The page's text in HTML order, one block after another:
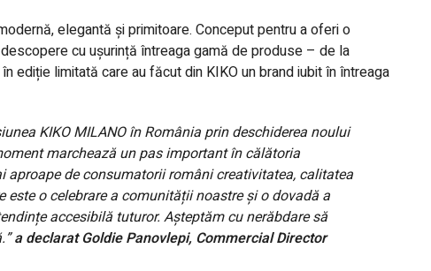
elegantă și primitoare. Conceput pentru a oferi o
cu ușurință întreaga gamă de produse – de la
ediție limitată care au făcut din KIKO un brand iubit în întreaga
KIKO MILANO în România prin deschiderea noului
marchează un pas important în călătoria
de consumatorii români creativitatea, calitatea
o celebrare a comunității noastre și o dovadă a
accesibilă tuturor. Așteptăm cu nerăbdare să
a declarat Goldie Panovlepi, Commercial Director